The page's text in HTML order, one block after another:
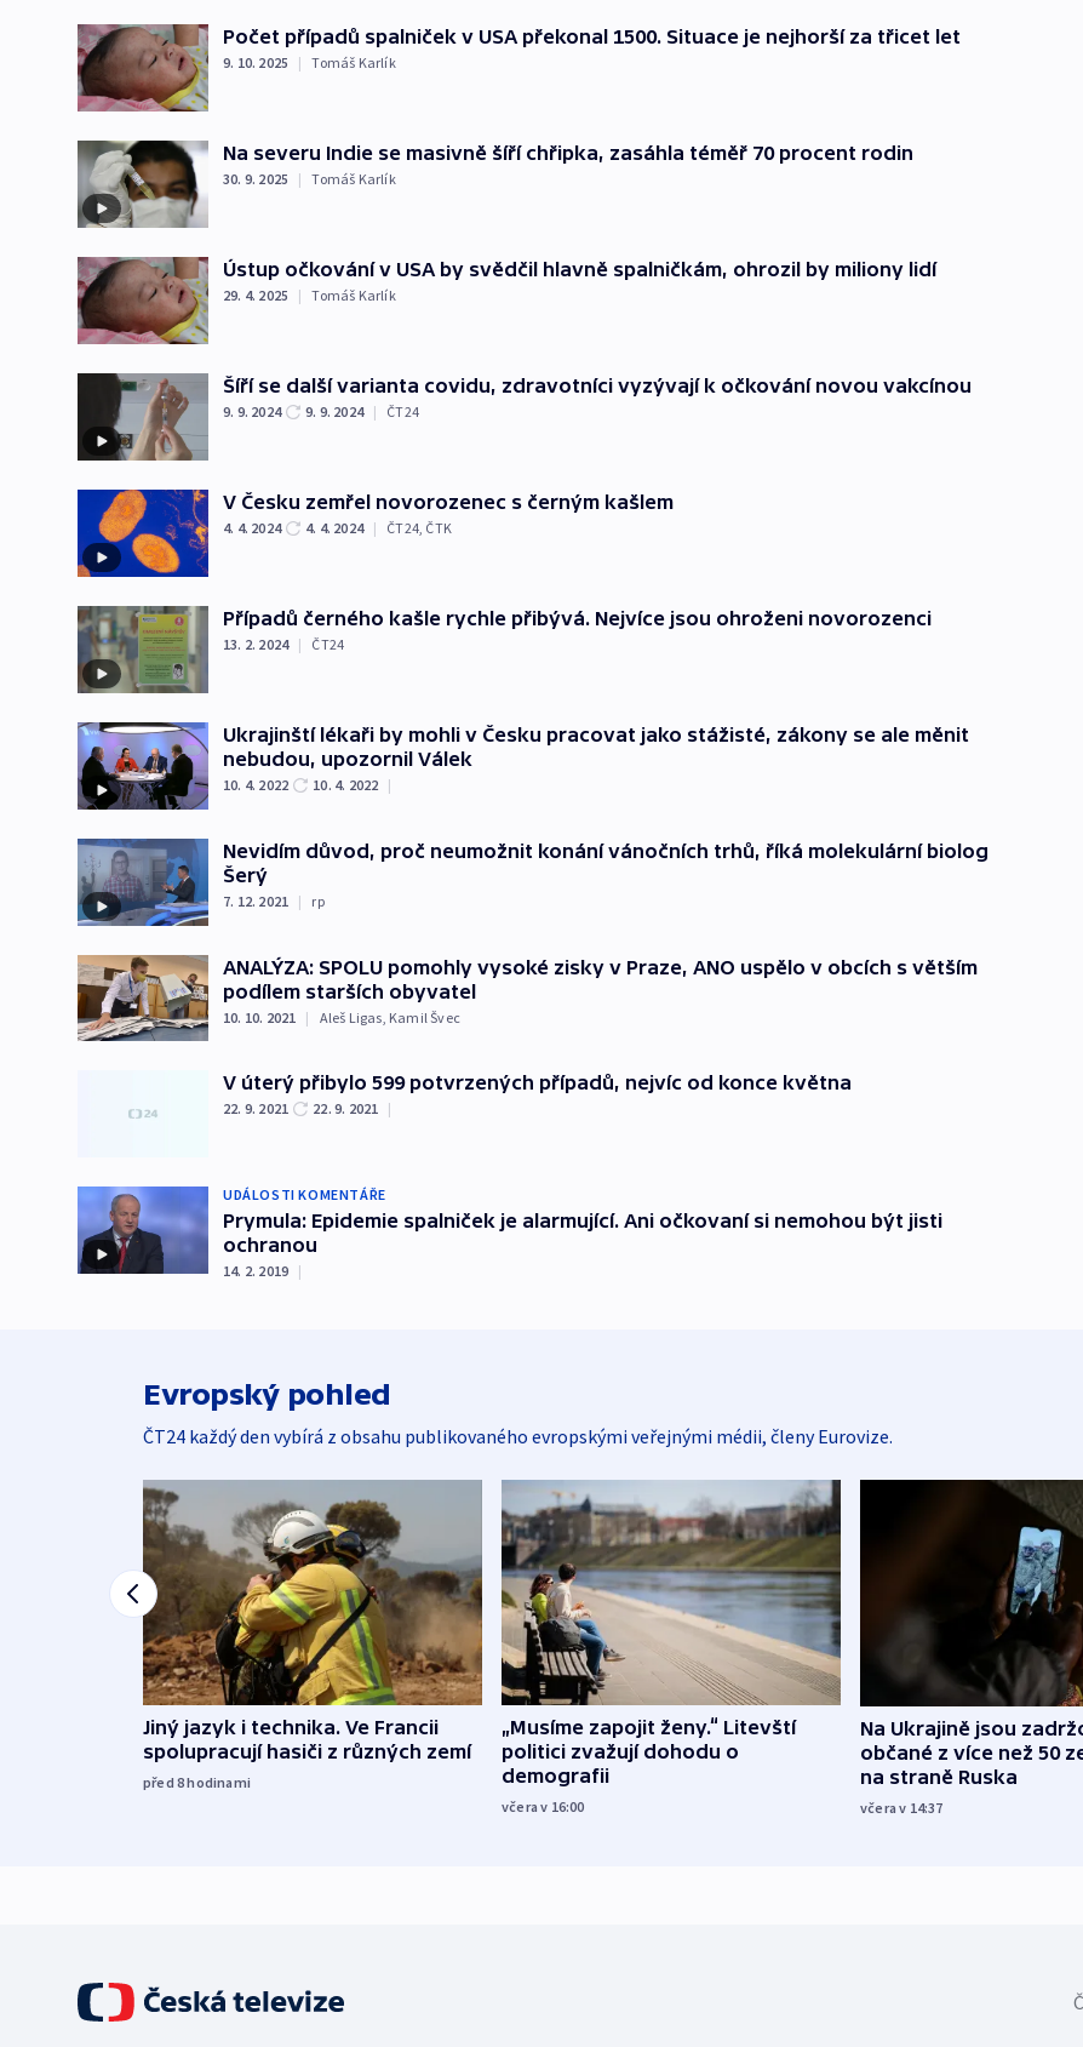
Počet případů spalniček v USA překonal 1500. Situace je nejhorší za třicet let
9. 10. 2025 | Tomáš Karlík
Na severu Indie se masivně šíří chřipka, zasáhla téměř 70 procent rodin
30. 9. 2025 | Tomáš Karlík
Ústup očkování v USA by svědčil hlavně spalničkám, ohrozil by miliony lidí
29. 4. 2025 | Tomáš Karlík
Šíří se další varianta covidu, zdravotníci vyzývají k očkování novou vakcínou
9. 9. 2024 9. 9. 2024 | ČT24
V Česku zemřel novorozenec s černým kašlem
4. 4. 2024 4. 4. 2024 | ČT24, ČTK
Případů černého kašle rychle přibývá. Nejvíce jsou ohroženi novorozenci
13. 2. 2024 | ČT24
Ukrajinští lékaři by mohli v Česku pracovat jako stážisté, zákony se ale měnit
nebudou, upozornil Válek
10. 4. 2022 10. 4. 2022 |
Nevidím důvod, proč neumožnit konání vánočních trhů, říká molekulární biolog
Šerý
7. 12. 2021 | rp
ANALÝZA: SPOLU pomohly vysoké zisky v Praze, ANO uspělo v obcích s větším
podílem starších obyvatel
10. 10. 2021 | Aleš Ligas Kamil Švec
V úterý přibylo 599 potvrzených případů, nejvíc od konce května
22. 9. 2021 22. 9. 2021 |
UDÁLOSTI KOMENTÁŘE
Prymula: Epidemie spalniček je alarmující. Ani očkovaní si nemohou být jisti
ochranou
14. 2. 2019 |
Evropský pohled
ČT24 každý den vybírá z obsahu publikovaného evropskými veřejnými médii, členy Eurovize.
Jiný jazyk i technika. Ve Francii
spolupracují hasiči z různých zemí
před 8hodinami
„Musíme zapojit ženy.“ Litevští
politici zvažují dohodu o
demografii
včera v 16:00
Na Ukrajině jsou
občané z více než 50
na straně Ruska
včera v 14:37